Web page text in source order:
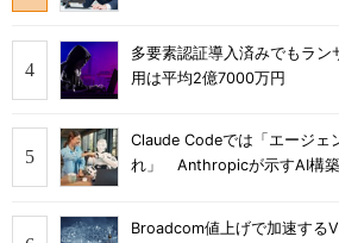
多要素認証導入済みでもラ
用は平均2億7000万円
Claude Codeでは「エージェ
れ」 Anthropicが示すAI構
Broadcom値上げで加速す